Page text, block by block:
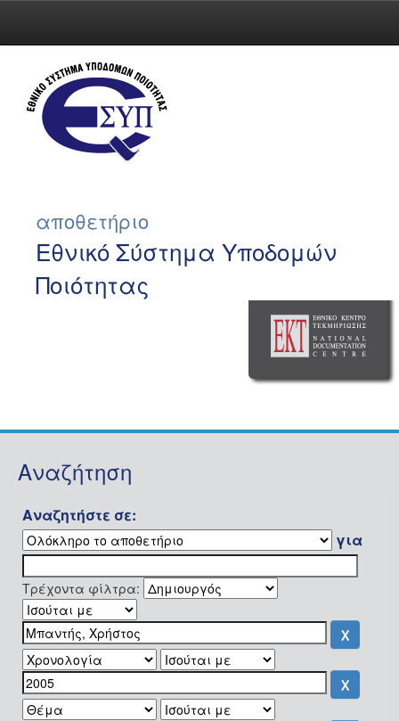
navigation
αποθετήριο
Εθνικό Σύστημα Υποδομών
Ποιότητας
Αναζήτηση
Αναζητήστε σε:
για
Τρέχοντα φίλτρα: